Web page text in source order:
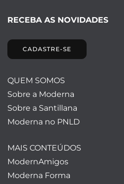
RECEBA AS NOVIDADES
CADASTRE-SE
QUEM SOMOS
Sobre a Moderna
Sobre a Santillana
Moderna no PNLD
MAIS CONTEÚDOS
ModernAmigos
Moderna Forma